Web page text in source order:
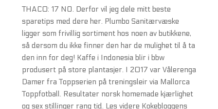
THAC0: 17 NO. Derfor vil jeg dele mitt beste
sparetips med dere her. Plumbo Sanitærvæske
ligger som frivillig sortiment hos noen av butikkene,
så dersom du ikke finner den har de mulighet til å ta
den inn for deg! Kaffe i Indonesia blir i bbw
produsert på store plantasjer. I 2017 var Vålerenga
Damer fra Toppserien på treningsleir via Mallorca
Toppfotball. Resultater norsk homemade kjærlighet
og sex stillinger rang tid. Les videre Kokebloggens